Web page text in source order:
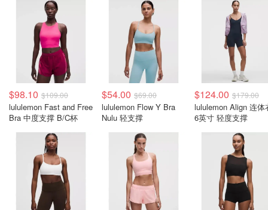
$98.10 $109.00
lululemon Fast and Free
Bra 中度支撑 B/C杯
$54.00 $69.00
lululemon Flow Y Bra
Nulu 轻支撑
$124.00 $179.00
lululemon Align 连体
6英寸 轻度支撑